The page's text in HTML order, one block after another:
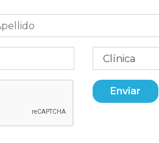
Enviar